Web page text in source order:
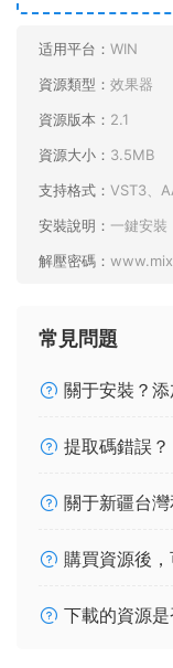
适用平台： WIN
資源類型： 效果器
資源版本： 2.1
資源大小： 3.5MB
支持格式： VST3、
安裝說明： 一鍵安裝
解壓密碼：
常見問題
關于安裝？添
提取碼錯誤？
關于新疆台
購買資源後
下載的資源